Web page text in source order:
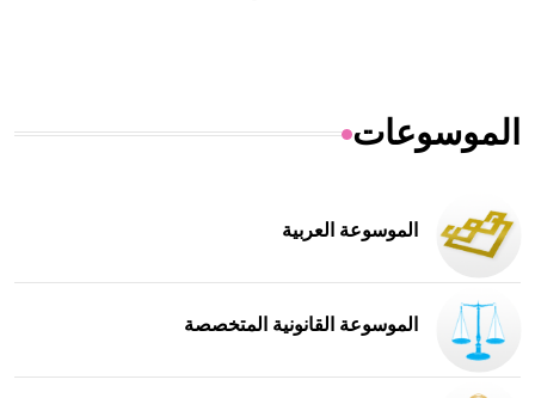
الموسوعات
الموسوعة العربية
الموسوعة القانونية المتخصصة